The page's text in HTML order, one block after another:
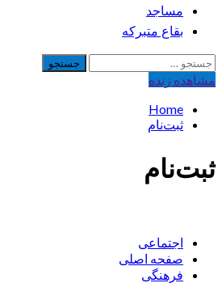
مساجد
بقاع متبرکه
جستجو
برای:
مشاهده‌ زنده
Home
ثبت‌نام
ثبت‌نام
اجتماعی
صفحه اصلی
فرهنگی